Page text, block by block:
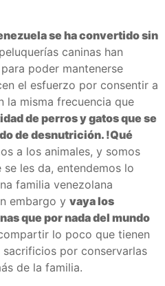
se ha convertido sin
caninas han
poder mantenerse
el esfuerzo por consentir a
la misma frecuencia que
de perros y gatos que se
de desnutrición. !Qué
a los animales, y somos
les da, entendemos lo
familia venezolana
embargo y vaya los
que por nada del mundo
lo poco que tienen
por conservarlas
de la familia.